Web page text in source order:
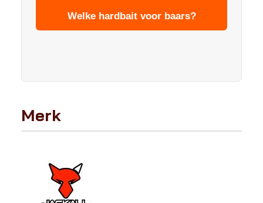
Welke hardbait voor baars?
Merk